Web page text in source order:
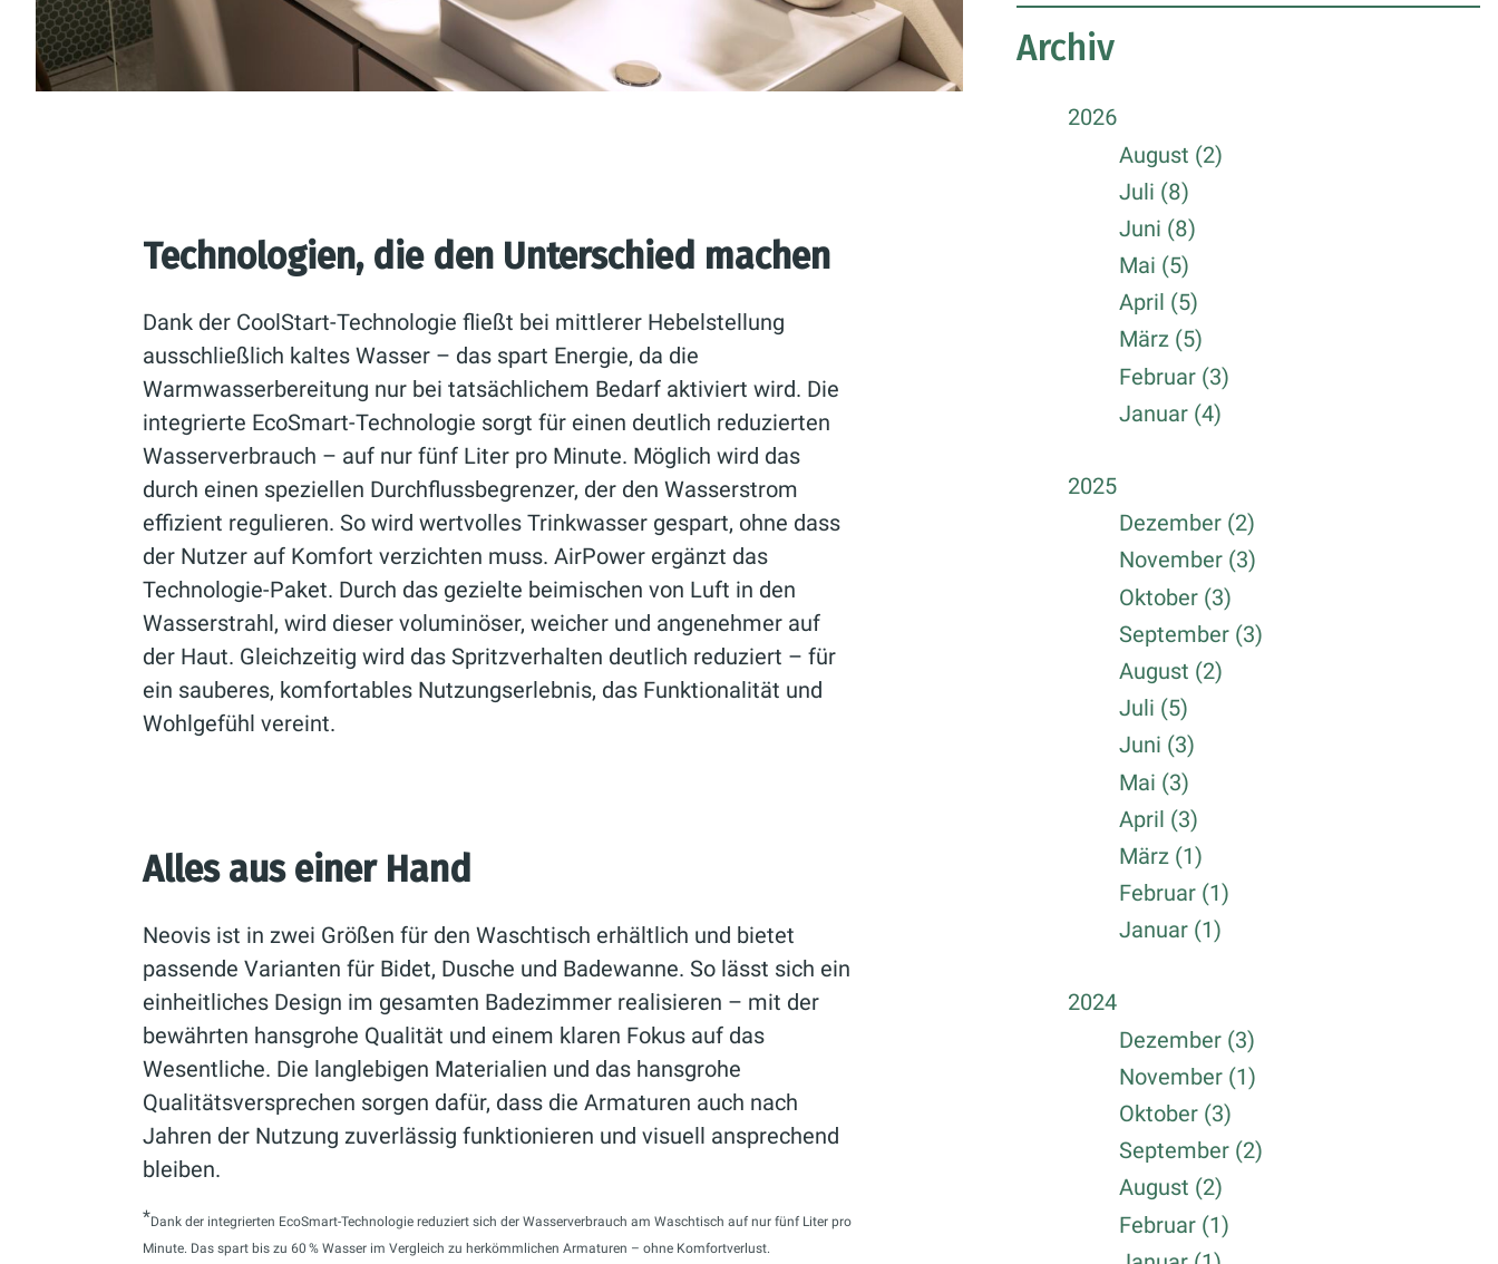
Technologien, die den Unterschied machen
Dank der CoolStart-Technologie fließt bei mittlerer Hebelstellung
ausschließlich kaltes Wasser – das spart Energie, da die
Warmwasserbereitung nur bei tatsächlichem Bedarf aktiviert wird. Die
integrierte EcoSmart-Technologie sorgt für einen deutlich reduzierten
Wasserverbrauch – auf nur fünf Liter pro Minute. Möglich wird das
durch einen speziellen Durchflussbegrenzer, der den Wasserstrom
effizient regulieren. So wird wertvolles Trinkwasser gespart, ohne dass
der Nutzer auf Komfort verzichten muss. AirPower ergänzt das
Technologie-Paket. Durch das gezielte beimischen von Luft in den
Wasserstrahl, wird dieser voluminöser, weicher und angenehmer auf
der Haut. Gleichzeitig wird das Spritzverhalten deutlich reduziert – für
ein sauberes, komfortables Nutzungserlebnis, das Funktionalität und
Wohlgefühl vereint.
Alles aus einer Hand
Neovis ist in zwei Größen für den Waschtisch erhältlich und bietet
passende Varianten für Bidet, Dusche und Badewanne. So lässt sich ein
einheitliches Design im gesamten Badezimmer realisieren – mit der
bewährten hansgrohe Qualität und einem klaren Fokus auf das
Wesentliche. Die langlebigen Materialien und das hansgrohe
Qualitätsversprechen sorgen dafür, dass die Armaturen auch nach
Jahren der Nutzung zuverlässig funktionieren und visuell ansprechend
bleiben.
*Dank der integrierten EcoSmart-Technologie reduziert sich der Wasserverbrauch am Waschtisch auf nur fünf Liter pro
Minute. Das spart bis zu 60 % Wasser im Vergleich zu herkömmlichen Armaturen – ohne Komfortverlust.
Archiv
2026
August (2)
Juli (8)
Juni (8)
Mai (5)
April (5)
März (5)
Februar (3)
Januar (4)
2025
Dezember (2)
November (3)
Oktober (3)
September (3)
August (2)
Juli (5)
Juni (3)
Mai (3)
April (3)
März (1)
Februar (1)
Januar (1)
2024
Dezember (3)
November (1)
Oktober (3)
September (2)
August (2)
Februar (1)